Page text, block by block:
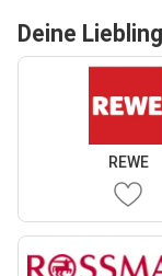
Deine
REWE